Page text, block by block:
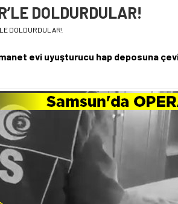
TEMSİL
MİRAS!’
DOLDURDULAR!
DOLDURDULAR!
evi uyuşturucu hap deposuna